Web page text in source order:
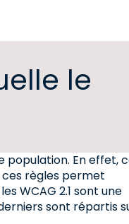
le
population. En effet,
ces règles permet
WCAG 2.1 sont une
sont répartis